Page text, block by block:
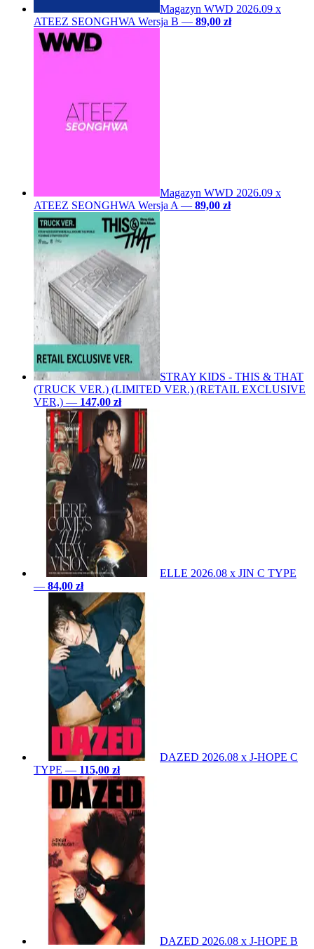
Magazyn WWD 2026.09 x
ATEEZ SEONGHWA Wersja B — 89,00 zł
Magazyn WWD 2026.09 x
ATEEZ SEONGHWA Wersja A — 89,00 zł
STRAY KIDS - THIS & THAT
(TRUCK VER.) (LIMITED VER.) (RETAIL EXCLUSIVE
VER,) — 147,00 zł
ELLE 2026.08 x JIN C TYPE
— 84,00 zł
DAZED 2026.08 x J-HOPE C
TYPE — 115,00 zł
DAZED 2026.08 x J-HOPE B